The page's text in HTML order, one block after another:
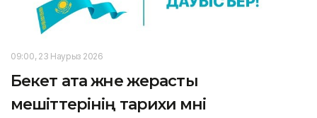
09:00, 23 Наурыз 2026
Бекет ата және жерасты
мешіттерінің тарихи мәні